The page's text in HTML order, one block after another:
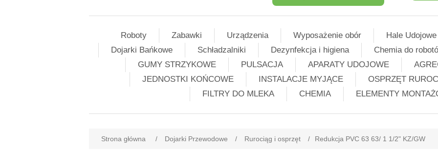
Roboty Zabawki Urządzenia Wyposażenie obór
Hale Udojowe
Dojarki Bańkowe
Schładzalniki Dezynfekcja i higiena
Chemia do
GUMY STRZYKOWE
PULSACJA APARATY UDOJOWE
JEDNOSTKI KOŃCOWE
INSTALACJE MYJĄCE
OSPRZĘT
FILTRY DO MLEKA
CHEMIA ELEMENTY
Strona główna / Dojarki Przewodowe / Rurociąg i osprzęt / Redukcja PVC 63 63/ 1 1/2" KZ/GW